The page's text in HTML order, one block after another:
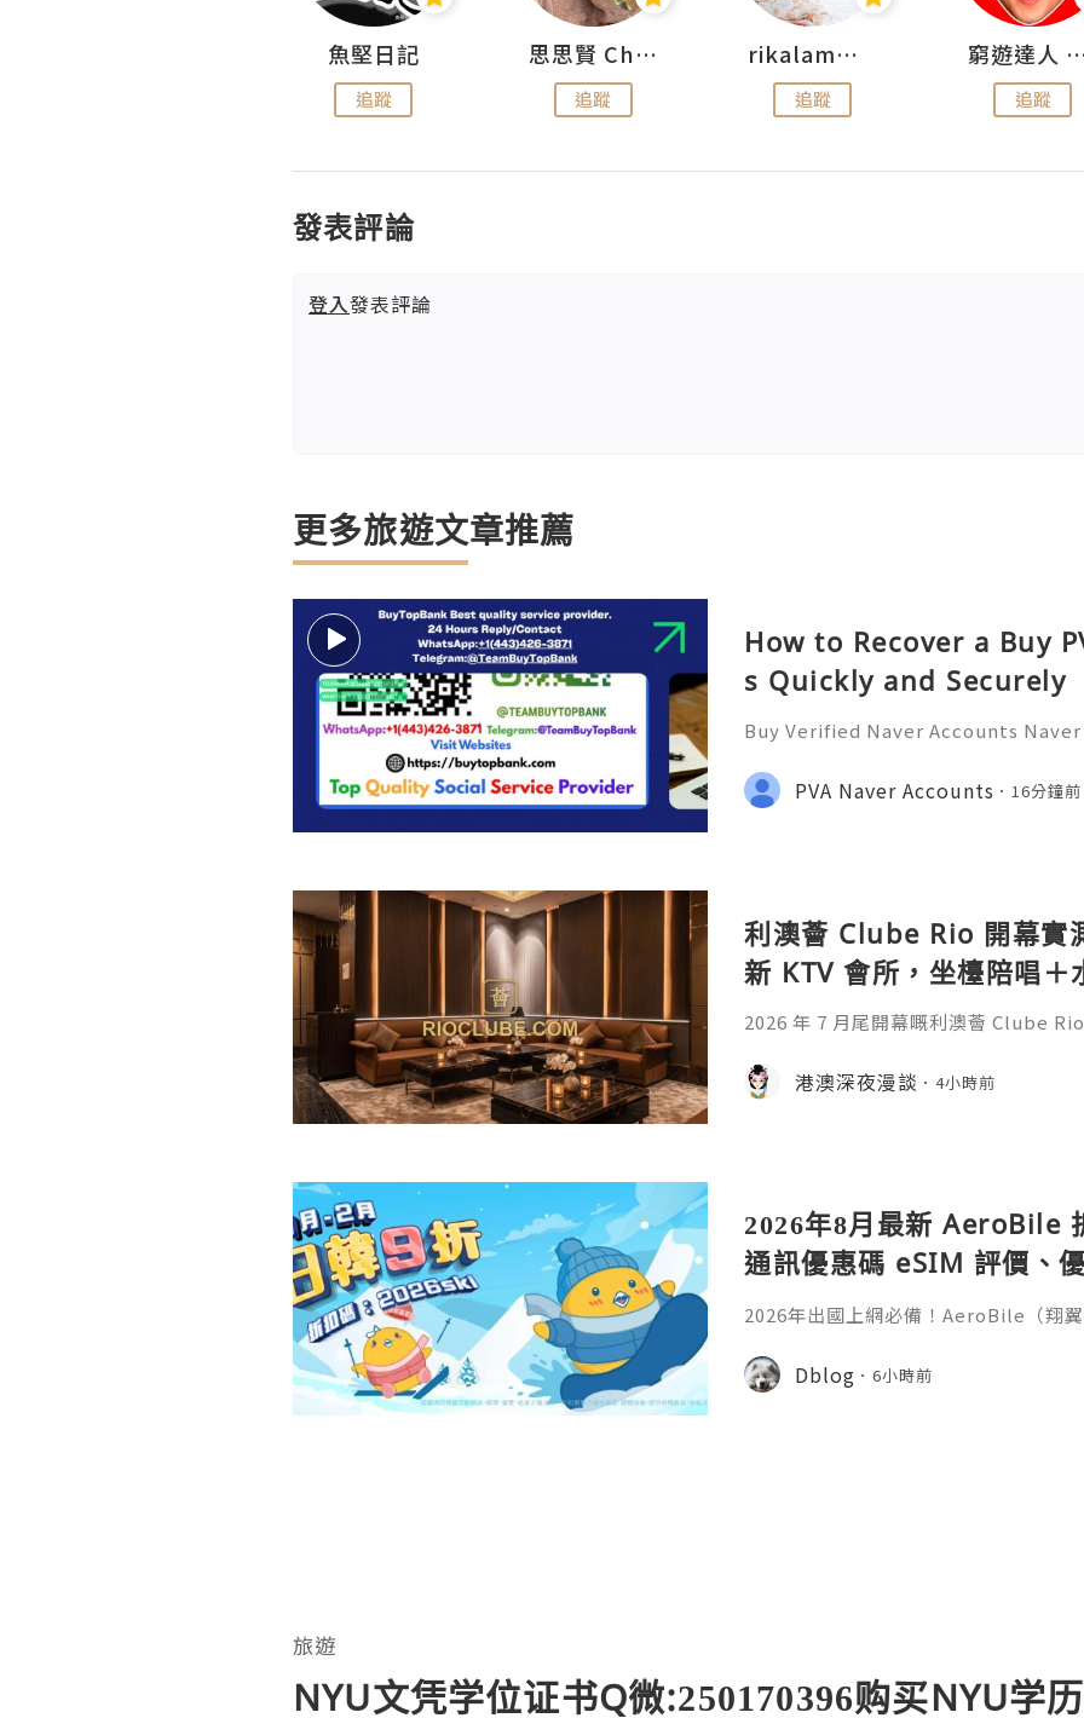
魚堅日記
追蹤
思思賢 ChillMyBabe
追蹤
rikalammm
追蹤
窮遊達人 Mr.TravelGenius
追蹤
發表評論
登入發表評論
更多旅遊文章推薦
How to Recover a Buy
s Quickly and Securely
Buy Verified Naver Accounts
s attracted by a large number of
d. Since 1999 to pres
PVA Naver Accounts 16分鐘前
利澳薈 Clube Rio 開幕實
新 KTV 會所，坐檯陪唱＋
2026 年 7 月尾開幕嘅利澳薈 Clube
技師陪唱陪飲一個鐘，再嘆一個鐘水
商務應酬、兄弟聚會啱晒。
港澳深夜漫談 4小時前
2026年8月最新 AeroBile
通訊優惠碼 eSIM 評價、
教學完整整理
2026年出國上網必備！AeroBile（翔
9折，eSIM評價超高穩定不卡頓，蝴
略全解析。省錢又方便，出國旅行網
Dblog 6小時前
旅遊
NYU文凭学位证书Q微:250170396购买NYU学